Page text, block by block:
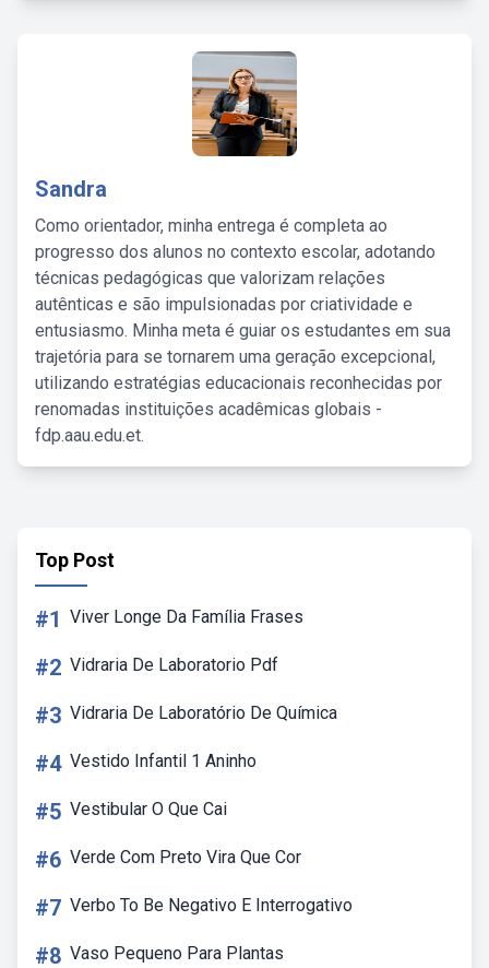
Sandra
Como orientador, minha entrega é completa ao
progresso dos alunos no contexto escolar, adotando
técnicas pedagógicas que valorizam relações
autênticas e são impulsionadas por criatividade e
entusiasmo. Minha meta é guiar os estudantes em sua
trajetória para se tornarem uma geração excepcional,
utilizando estratégias educacionais reconhecidas por
renomadas instituições acadêmicas globais -
fdp.aau.edu.et.
Top Post
#1 Viver Longe Da Família Frases
#2 Vidraria De Laboratorio Pdf
#3 Vidraria De Laboratório De Química
#4 Vestido Infantil 1 Aninho
#5 Vestibular O Que Cai
#6 Verde Com Preto Vira Que Cor
#7 Verbo To Be Negativo E Interrogativo
#8 Vaso Pequeno Para Plantas